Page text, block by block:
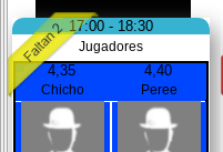
17:00 - 18:30
Jugadores
4,35
Chicho
4,40
Peree